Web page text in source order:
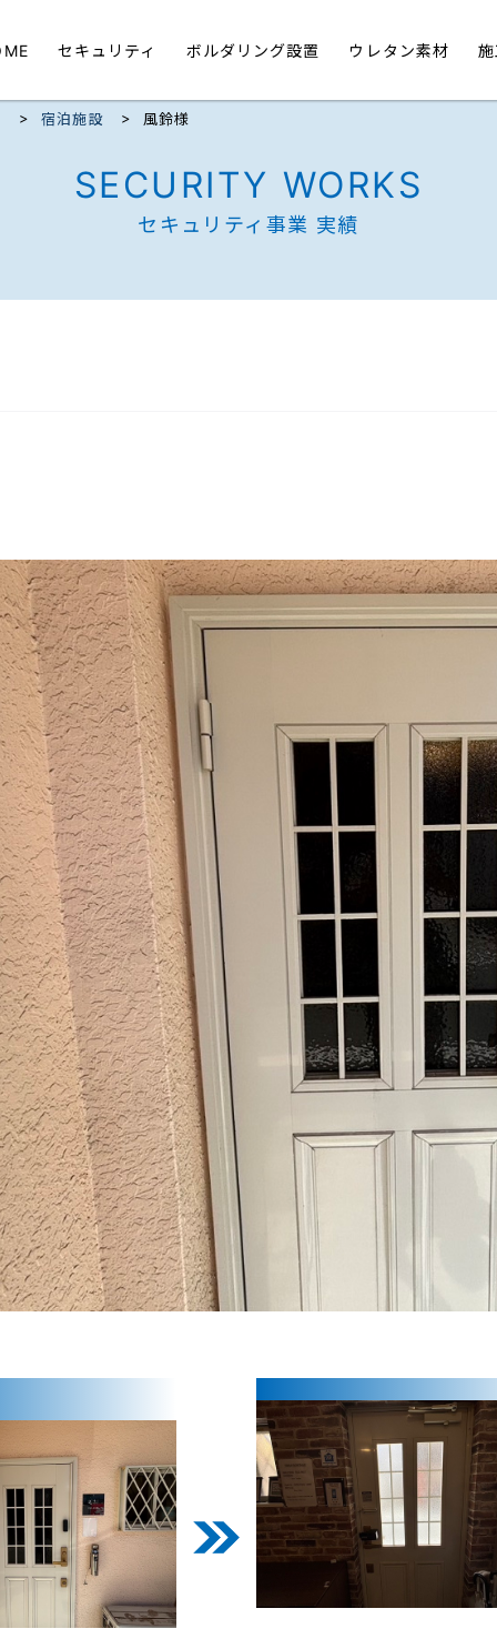
セキュリティ ボルダリング設置 ウレタン素材
> 宿泊施設 > 風鈴様
SECURITY WORKS
セキュリティ事業 実績